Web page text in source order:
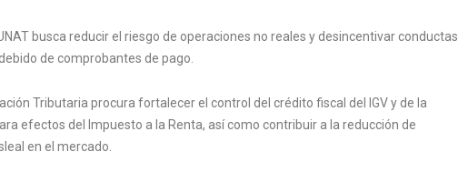
busca reducir el riesgo de operaciones no reales y desincentivar conductas
de comprobantes de pago.
Tributaria procura fortalecer el control del crédito fiscal del IGV y de la
efectos del Impuesto a la Renta, así como contribuir a la reducción de
en el mercado.